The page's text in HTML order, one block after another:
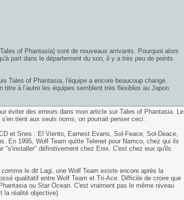
of Phantasia) sont de nouveaux arrivants. Pourquoi alors
part dans le département du son, il y a très peu de points
Tales of Phantasia, l'équipe a encore beaucoup changé.
à l’autre les équipes semblent très flexibles au Japon.
éviter des erreurs dans mon article sur Tales of Phantasia. Le
tient aux seuls noms, on pourrait penser ceci :
et Snes : El Viento, Earnest Evans, Sol-Feace, Sol-Deace,
En 1995, Wolf Team quitte Telenet pour Namco, chez qui ils
"s'installer" définitivement chez Enix. C'est chez eux qu'ils
le dit Lagi, une Wolf Team existe encore après la
qualitatif entre Wolf Team et Tri-Ace. Difficile de croire que
ou Star Ocean. C'est vraiment pas le même niveau
la réalité objective).